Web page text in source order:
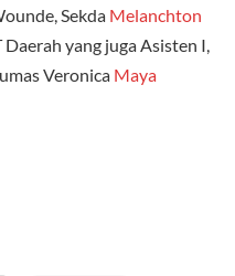
Sekda Melanchton
yang juga Asisten I,
Veronica Maya